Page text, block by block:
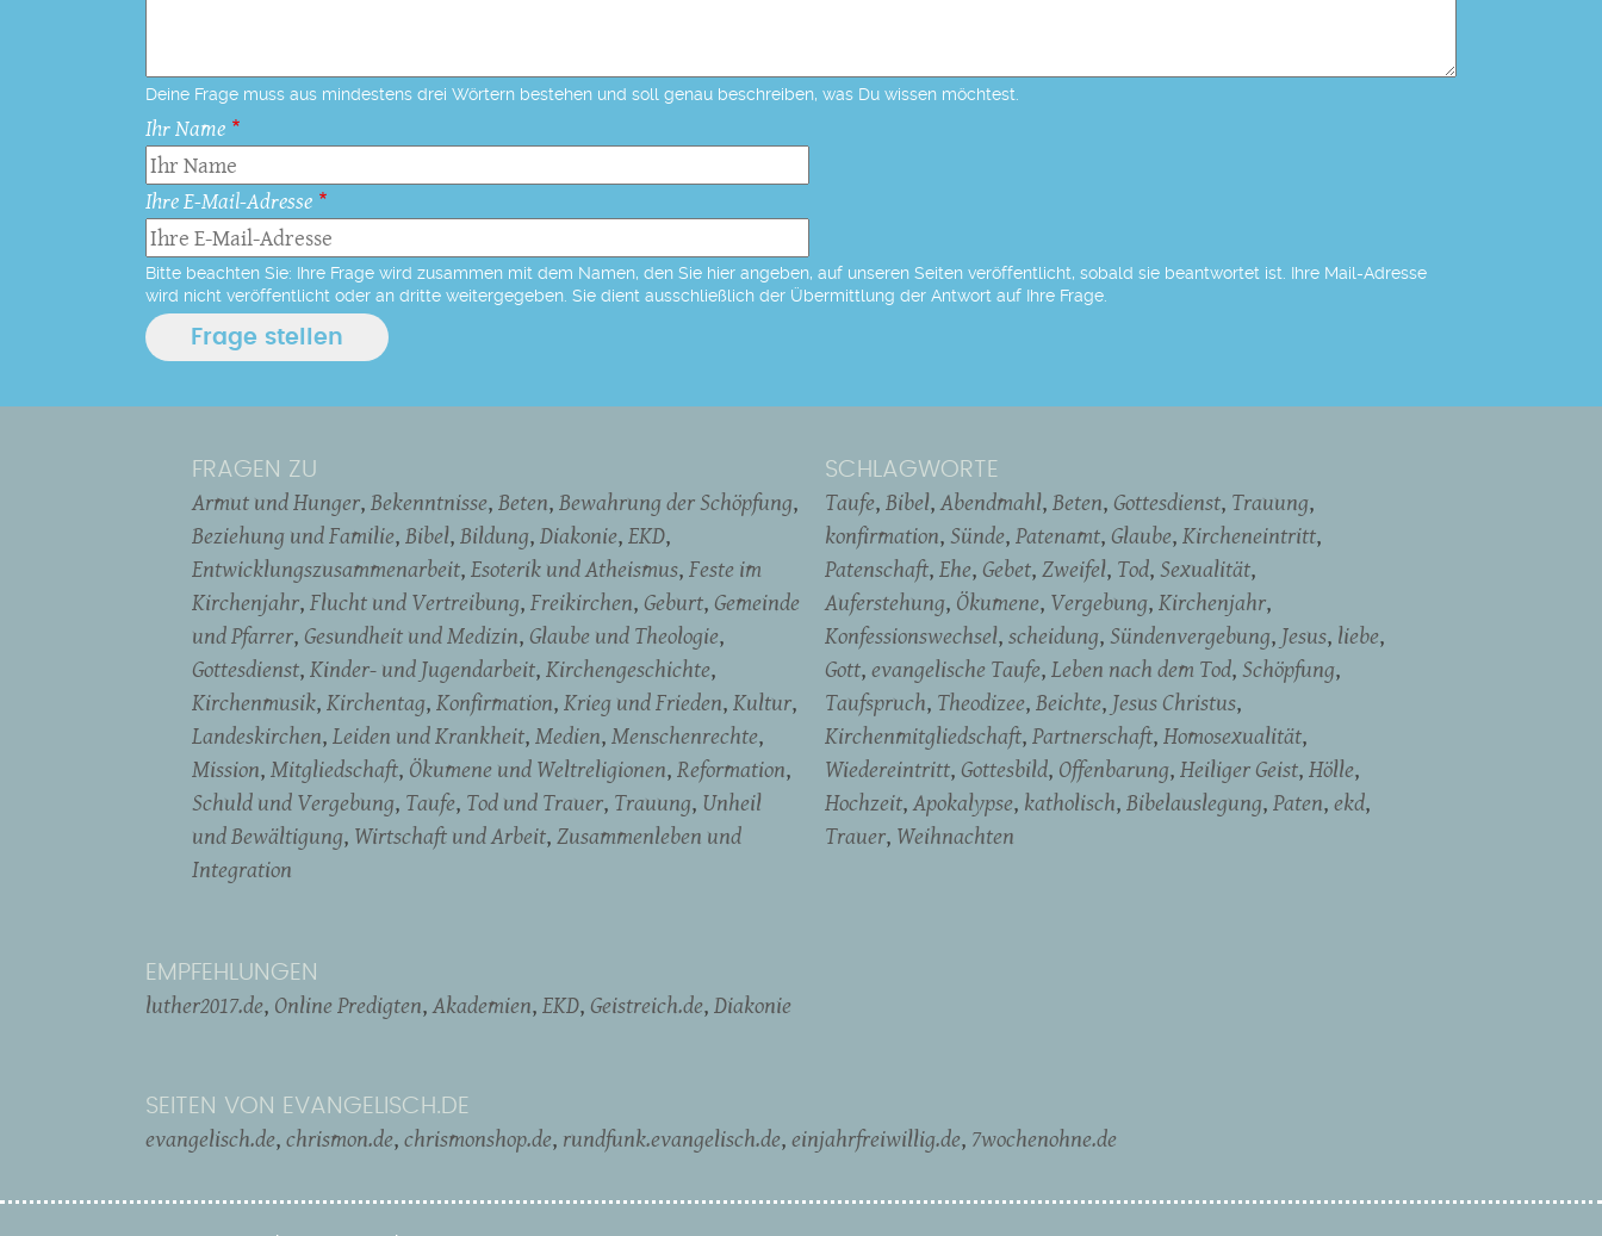
Deine Frage muss aus mindestens drei Wörtern bestehen und soll genau beschreiben, was Du wissen möchtest.
Ihr Name
Ihre E-Mail-Adresse
Bitte beachten Sie: Ihre Frage wird zusammen mit dem Namen, den Sie hier angeben, auf unseren Seiten veröffentlicht, sobald sie beantwortet ist. Ihre Mail-Adresse
wird nicht veröffentlicht oder an dritte weitergegeben. Sie dient ausschließlich der Übermittlung der Antwort auf Ihre Frage.
FRAGEN ZU
Armut und Hunger Bekenntnisse Beten Bewahrung der Schöpfung
Beziehung und Familie Bibel Bildung Diakonie EKD
Entwicklungszusammenarbeit Esoterik und Atheismus Feste im
Kirchenjahr Flucht und Vertreibung Freikirchen Geburt Gemeinde
und Pfarrer Gesundheit und Medizin Glaube und Theologie
Gottesdienst Kinder- und Jugendarbeit Kirchengeschichte
Kirchenmusik Kirchentag Konfirmation Krieg und Frieden Kultur
Landeskirchen Leiden und Krankheit Medien Menschenrechte
Mission Mitgliedschaft Ökumene und Weltreligionen Reformation
Schuld und Vergebung Taufe Tod und Trauer Trauung Unheil
und Bewältigung Wirtschaft und Arbeit Zusammenleben und
Integration
SCHLAGWORTE
Taufe Bibel Abendmahl Beten Gottesdienst Trauung
konfirmation Sünde Patenamt Glaube Kircheneintritt
Patenschaft Ehe Gebet Zweifel Tod Sexualität
Auferstehung Ökumene Vergebung Kirchenjahr
Konfessionswechsel scheidung Sündenvergebung Jesus liebe
Gott evangelische Taufe Leben nach dem Tod Schöpfung
Taufspruch Theodizee Beichte Jesus Christus
Kirchenmitgliedschaft Partnerschaft Homosexualität
Wiedereintritt Gottesbild Offenbarung Heiliger Geist Hölle
Hochzeit Apokalypse katholisch Bibelauslegung Paten ekd
Trauer Weihnachten
EMPFEHLUNGEN
luther2017.de Online Predigten Akademien EKD Geistreich.de Diakonie
SEITEN VON EVANGELISCH.DE
evangelisch.de chrismon.de chrismonshop.de rundfunk.evangelisch.de einjahrfreiwillig.de 7wochenohne.de